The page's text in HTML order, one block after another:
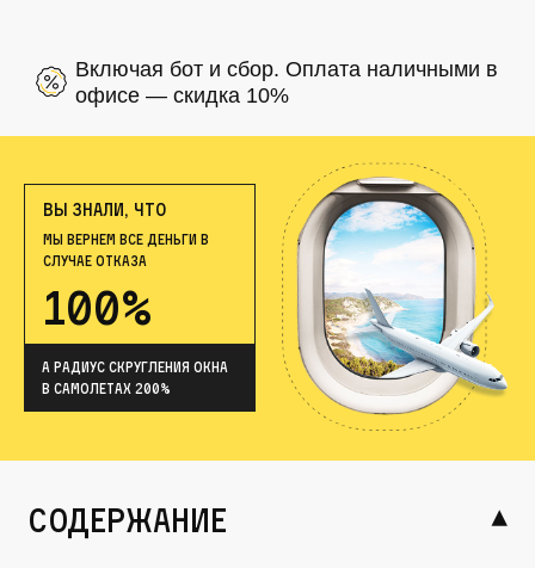
Включая бот и сбор. Оплата наличными в
офисе — скидка 10%
ВЫ ЗНАЛИ, ЧТО
МЫ ВЕРНЕМ ВСЕ ДЕНЬГИ В
СЛУЧАЕ ОТКАЗА
100%
А радиус скругления окна
в самолетах 200%
содержание